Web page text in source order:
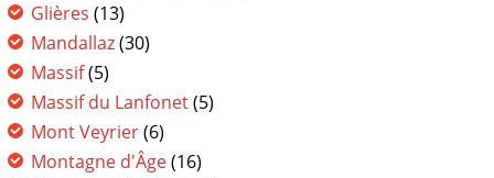
Glières (13)
Mandallaz(30)
Massif(5)
Massif du Lanfonet(5)
Mont Veyrier(6)
Montagne d'Âge(16)